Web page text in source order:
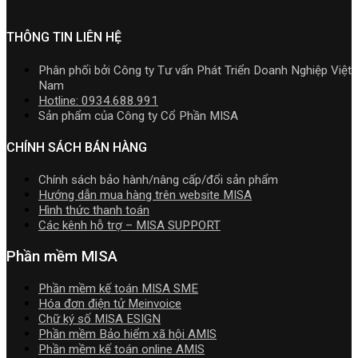
dẫn
quản
trị
doanh
nghiệp
hợp
nhất
mới
2026
SME.NET
THÔNG TIN LIÊN HỆ
Phân phối bởi Công ty Tư vấn Phát Triển Doanh Nghiệp Việt
Nam
Hotline: 0934.688.991
Sản phẩm của Công ty Cổ Phần MISA
CHÍNH SÁCH BÁN HÀNG
Chính sách bảo hành/nâng cấp/đổi sản phẩm
Hướng dẫn mua hàng trên website MISA
Hình thức thanh toán
Các kênh hỗ trợ – MISA SUPPORT
Phần mềm MISA
Phần mềm kế toán MISA SME
Hóa đơn điện tử Meinvoice
Chữ ký số MISA ESIGN
Phần mềm Bảo hiểm xã hội AMIS
Phần mềm kế toán online AMIS